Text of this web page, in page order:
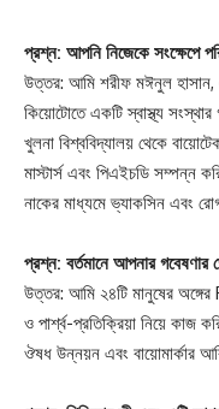
প্রশ্ন: আপনি নিজেকে সংক্ষেপে
উত্তর: আমি শরীফ মঈনুল হাসান,
কিয়োটোতে একটি স্বাস্থ্য
খুলনা বিশ্ববিদ্যালয় থেকে
মাস্টার্স এবং পিএইচডি সম্পন্ন
নাকের মাধ্যমে ভ্যাকসিন এবং
প্রশ্ন: বর্তমানে আপনার গবেষণার
উত্তর: আমি ২৪টি মানুষের অঙ্গের
ও পার্শ্ব-প্রতিক্রিয়া নিয়ে
ঔষধ উন্নয়ন এবং বায়োমার্কার